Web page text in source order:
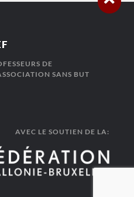
DE
SANS BUT
AVEC LE SOUTIEN DE LA: